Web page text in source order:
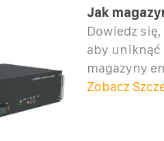
Jak
Dowiedz
aby uniknąć
magazyny
Zobacz